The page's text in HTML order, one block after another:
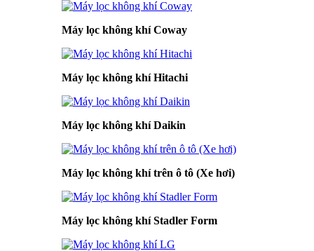
Máy lọc không khí Coway
Máy lọc không khí Hitachi
Máy lọc không khí Daikin
Máy lọc không khí trên ô tô (Xe hơi)
Máy lọc không khí Stadler Form